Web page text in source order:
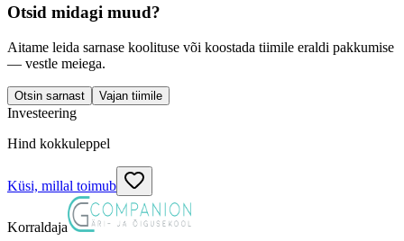
Otsid midagi muud?
Aitame leida sarnase koolituse või koostada tiimile eraldi pakkumise
— vestle meiega.
Otsin sarnast Vajan tiimile
Investeering
Hind kokkuleppel
Küsi, millal toimub
Korraldaja